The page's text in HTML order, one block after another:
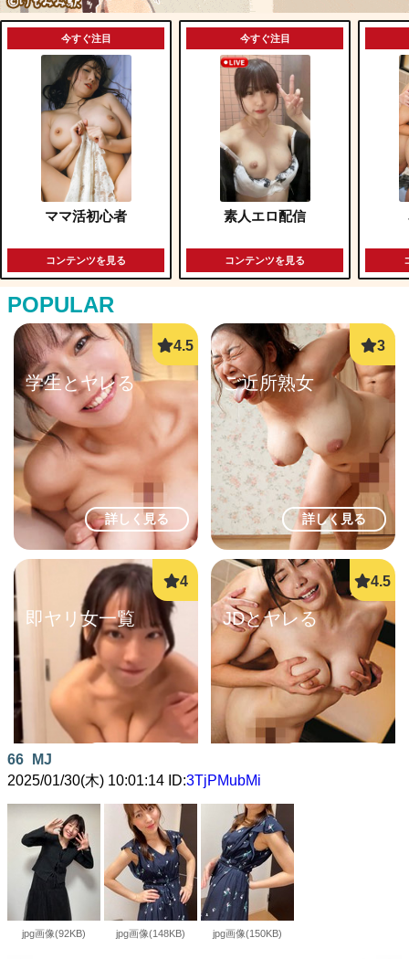
今すぐ注目
ママ活初心者
コンテンツを見る
今すぐ注目
素人エロ配信
コンテンツを見る
POPULAR
詳しく見る
学生とヤレる
詳しく見る
ご近所熟女
即ヤリ女一覧 JDとヤレる
オナ配信中ー エログルLIVE
66
MJ
2025/01/30(木) 10:01:14 ID:3TjPMubMi
jpg画像(92KB) jpg画像(148KB) jpg画像(150KB)